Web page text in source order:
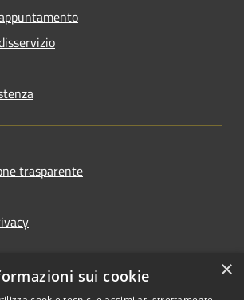
trasparente
accessibilità
×
sui cookie